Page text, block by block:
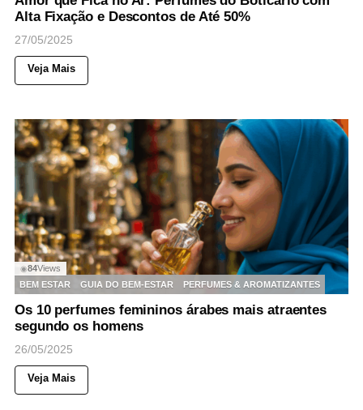
Alta Fixação e Descontos de Até 50%
27/05/2025
Veja Mais
◉84Views
BEM ESTAR
GUIA DO BEM-ESTAR PERFUMES & AROMATIZANTES
Os 10 perfumes femininos árabes mais atraentes
segundo os homens
26/05/2025
Veja Mais